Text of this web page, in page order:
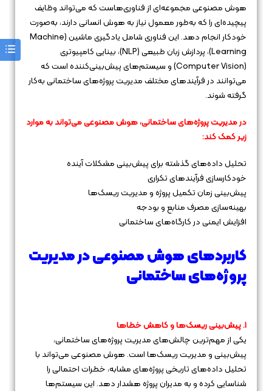
هوش مصنوعی مجموعه‌ای از فناوری‌هاست که می‌تواند وظایف
پیچیده‌ای را که به‌طور معمول نیاز به هوش انسانی دارند، به‌صورت
خودکار انجام دهد. این فناوری شامل یادگیری ماشین (Machine
Learning)، پردازش زبان طبیعی (NLP)، بینایی کامپیوتری
(Computer Vision) و سیستم‌های پیش‌بینی‌کننده است که
می‌توانند در فرآیندهای مختلف مدیریت پروژه‌های ساختمانی به‌کار
گرفته شوند.
در مدیریت پروژه‌های ساختمانی، هوش مصنوعی می‌تواند به موارد
زیر کمک کند:
تحلیل داده‌های گذشته برای پیش‌بینی مشکلات آینده
خودکارسازی فرآیندهای تکراری
پیش‌بینی زمان تکمیل پروژه و مدیریت ریسک‌ها
بهینه‌سازی مصرف منابع و بودجه
افزایش ایمنی در کارگاه‌های ساختمانی
کاربردهای هوش مصنوعی در مدیریت
پروژه‌های ساختمانی
1. پیش‌بینی ریسک‌ها و کاهش خطاها
یکی از مهم‌ترین چالش‌های مدیریت پروژه‌های ساختمانی،
پیش‌بینی و مدیریت ریسک‌ها است. هوش مصنوعی می‌تواند با
تحلیل داده‌های تاریخی پروژه‌های مشابه، خطرات احتمالی را
شناسایی کرده و به مدیران پروژه هشدار دهد. این سیستم‌ها